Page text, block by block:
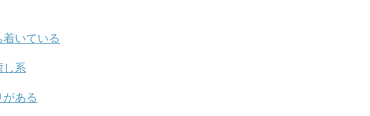
いている
し系
ある